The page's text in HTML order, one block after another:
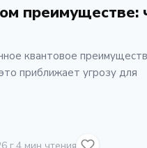
преимуществе:
квантовое
приближает угрозу для
г.4 мин чтения